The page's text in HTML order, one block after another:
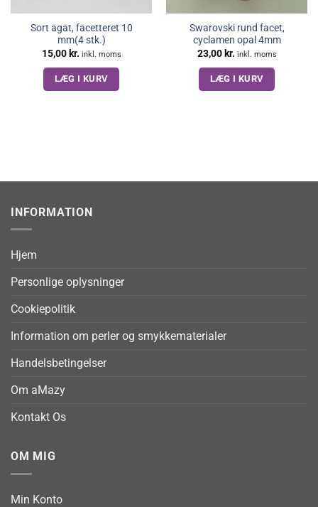
Sort agat, facetteret 10
mm(4 stk.)
15,00 kr. inkl. moms
LÆG I KURV
Swarovski rund facet,
cyclamen opal 4mm
23,00 kr. inkl. moms
LÆG I KURV
INFORMATION
Hjem
Personlige oplysninger
Cookiepolitik
Information om perler og smykkematerialer
Handelsbetingelser
Om aMazy
Kontakt Os
OM MIG
Min Konto